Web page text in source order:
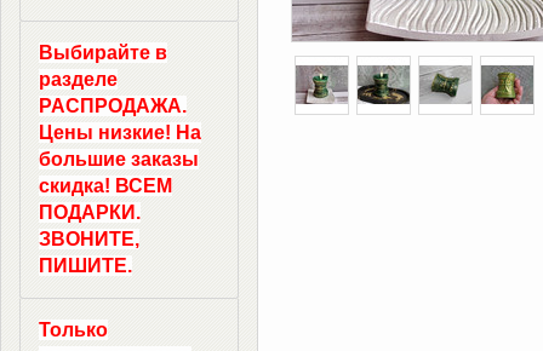
Выбирайте в
разделе
РАСПРОДАЖА.
Цены низкие! На
большие заказы
скидка! ВСЕМ
ПОДАРКИ.
ЗВОНИТЕ,
ПИШИТЕ.
Только